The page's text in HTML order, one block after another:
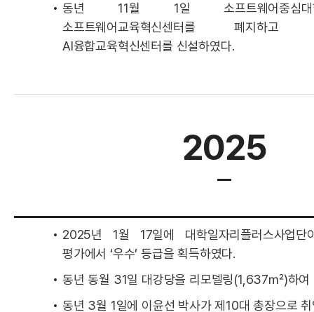
동년 11월 1일 소프트웨어중심대
소프트웨어교육혁신센터를 폐지하
AI융합교육혁신센터를 신설하였다.
2025
2025년 1월 17일에 대학일자리플러스사업
평가에서 ‘우수’ 등급을 획득하였다.
동년 동월 31일 대강당을 리모델링(1,637㎡)하여
동년 3월 1일에 이윤선 박사가 제10대 총장으로